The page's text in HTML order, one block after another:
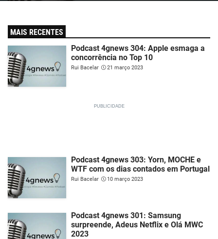
MAIS RECENTES
Podcast 4gnews 304: Apple esmaga a
concorrência no Top 10
Rui Bacelar 21 março 2023
Podcast 4gnews 303: Yorn, MOCHE e
WTF com os dias contados em Portugal
Rui Bacelar 10 março 2023
Podcast 4gnews 301: Samsung
surpreende, Adeus Netflix e Olá MWC
2023